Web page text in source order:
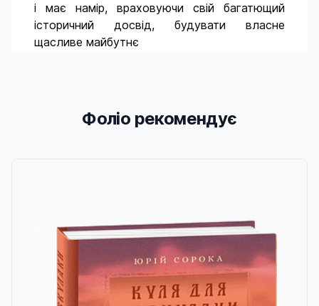
і має намір, враховуючи свій багатющий
історичний досвід, будувати власне
щасливе майбутнє
Фоліо рекомендує